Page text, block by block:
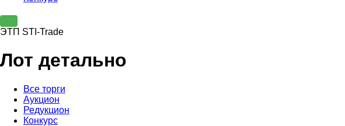
ЭТП STI-Trade
Лот детально
Все торги
Аукцион
Редукцион
Конкурс